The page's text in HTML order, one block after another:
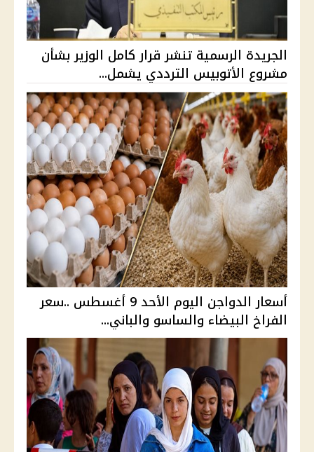
الجريدة الرسمية تنشر قرار كامل الوزير بشأن
مشروع الأتوبيس الترددي يشمل...
أسعار الدواجن اليوم الأحد 9 أغسطس ..سعر
الفراخ البيضاء والساسو والباني...